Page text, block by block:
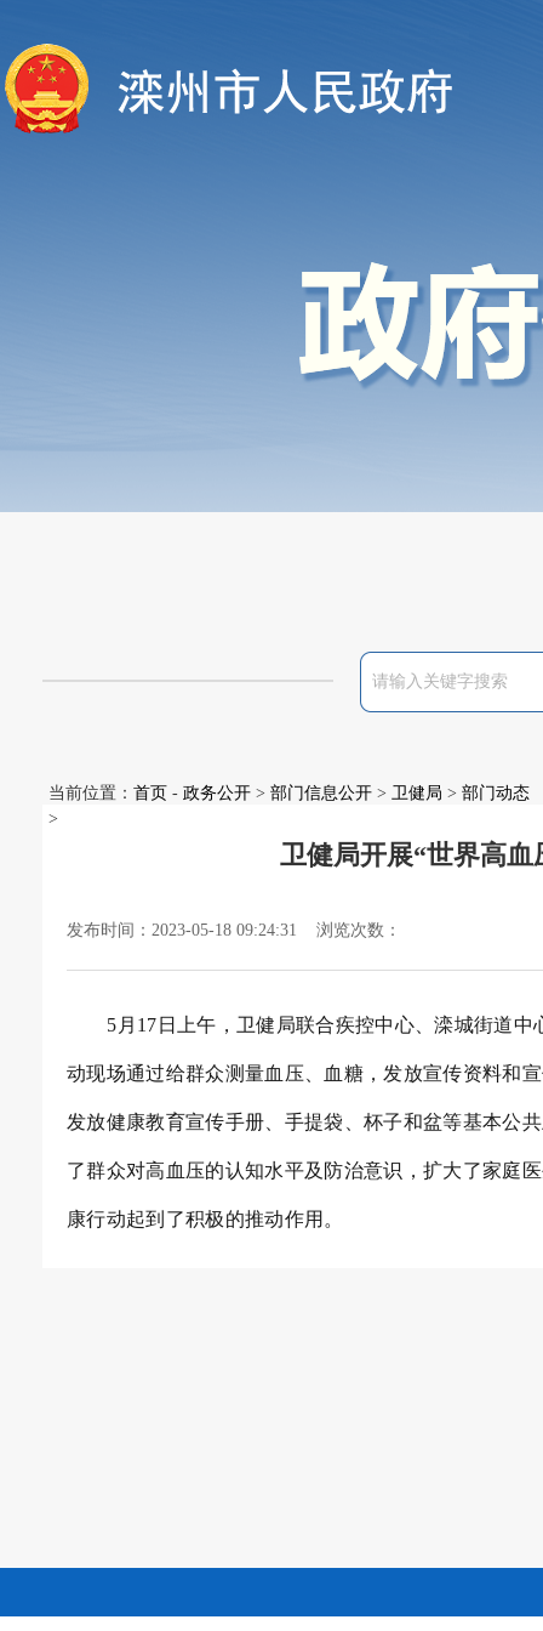
当前位置： 首页 - 政务公开 > 部门信息公开 > 卫健局 > 部门动态
>
卫健局开展“世界高
发布时间：2023-05-18 09:24:31 浏览次数：
5月17日上午， 卫健局联合疾控中心、滦城街道中
动现场通过给群众测量血压、血糖，发放宣传资料和
发放健康教育宣传手册、手提袋 、杯子和盆等基本公
了群众对高血压的认知水平及防治意识，扩大了家庭
康行动起到了积极的推动作用。